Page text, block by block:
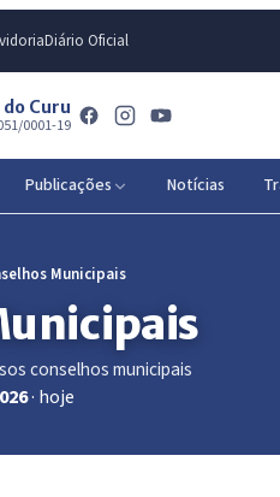
Diário Oficial
Curu
0001-19
Publicações Notícias
Municipais
conselhos municipais
· hoje